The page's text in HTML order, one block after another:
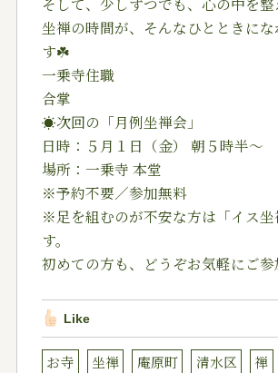
坐禅の時間が、そんなひとときにな
す☘️
一乗寺住職
合掌
☀️次回の「月例坐禅会」
日時：５月１日（金） 朝５時半〜
場所：一乗寺 本堂
※予約不要／参加無料
※足を組むのが不安な方は「イス坐
す。
初めての方も、どうぞお気軽にご参
Like
お寺 坐禅 庵原町 清水区 禅